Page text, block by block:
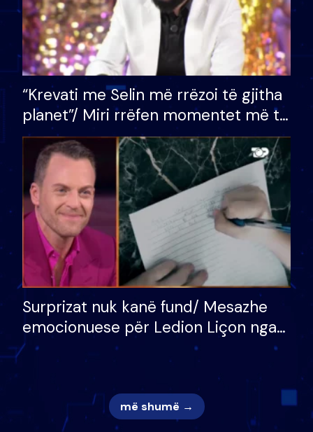
“Krevati me Selin më rrëzoi të gjitha
planet”/ Miri rrëfen momentet më të
bukura në shtëpinë e BB VIP: Do më
mungojë zilja e mëngjesit kur…
Surprizat nuk kanë fund/ Mesazhe
emocionuese për Ledion Liçon nga
nëna dhe fëmijët e tij, moderatori
më shumë →